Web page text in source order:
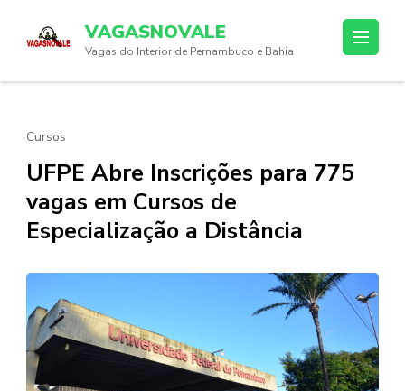
(Press
VAGASNOVALE
Vagas do Interior de Pernambuco e Bahia
Cursos
UFPE Abre Inscrições para 775
vagas em Cursos de
Especialização a Distância